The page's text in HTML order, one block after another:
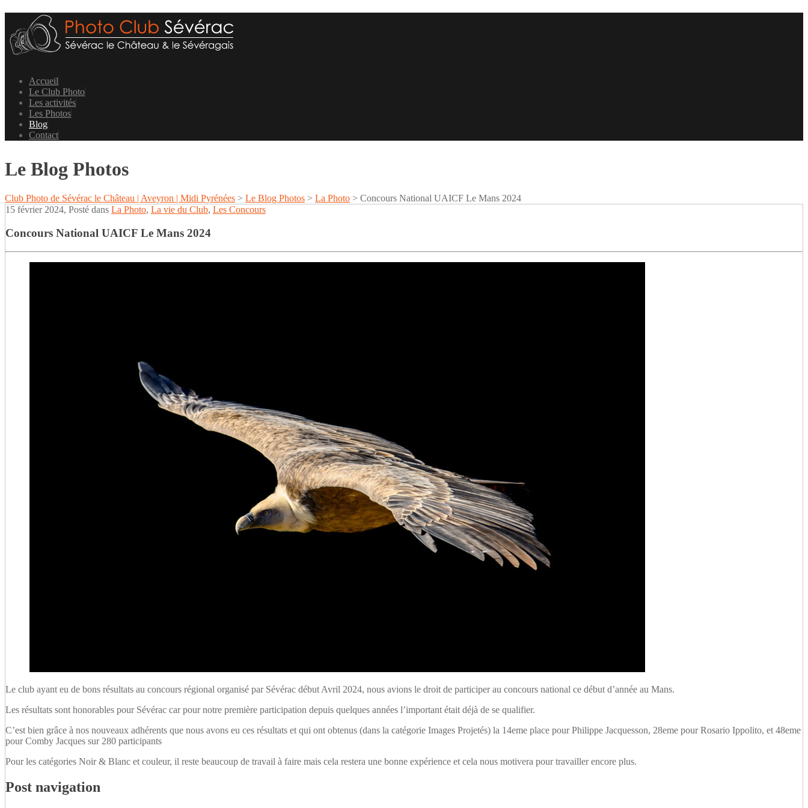
Accueil
Le Club Photo
Les activités
Les Photos
Blog
Contact
Le Blog Photos
Club Photo de Sévérac le Château | Aveyron | Midi Pyrénées > Le Blog Photos > La Photo > Concours National UAICF Le Mans 2024
15 février 2024, Posté dans La Photo, La vie du Club, Les Concours
Concours National UAICF Le Mans 2024
Le club ayant eu de bons résultats au concours régional organisé par Sévérac début Avril 2024, nous avions le droit de participer au concours national ce début d’année au Mans.
Les résultats sont honorables pour Sévérac car pour notre première participation depuis quelques années l’important était déjà de se qualifier.
C’est bien grâce à nos nouveaux adhérents que nous avons eu ces résultats et qui ont obtenus (dans la catégorie Images Projetés) la 14eme place pour Philippe Jacquesson, 28eme pour Rosario Ippolito, et 48eme
pour Comby Jacques sur 280 participants
Pour les catégories Noir & Blanc et couleur, il reste beaucoup de travail à faire mais cela restera une bonne expérience et cela nous motivera pour travailler encore plus.
Post navigation